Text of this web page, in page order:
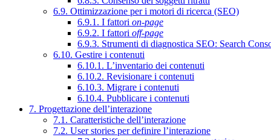
6.9. Ottimizzazione per i motori di ricerca (SEO)
6.9.1. I fattori on-page
6.9.2. I fattori off-page
6.9.3. Strumenti di diagnostica SEO: Search
6.10. Gestire i contenuti
6.10.1. L’inventario dei contenuti
6.10.2. Revisionare i contenuti
6.10.3. Migrare i contenuti
6.10.4. Pubblicare i contenuti
7. Progettazione dell’interazione
7.1. Caratteristiche dell’interazione
7.2. User stories per definire l’interazione